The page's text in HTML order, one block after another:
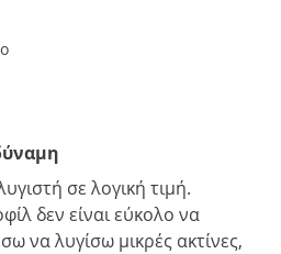
σε λογική τιμή.
δεν είναι εύκολο να
να λυγίσω μικρές ακτίνες,